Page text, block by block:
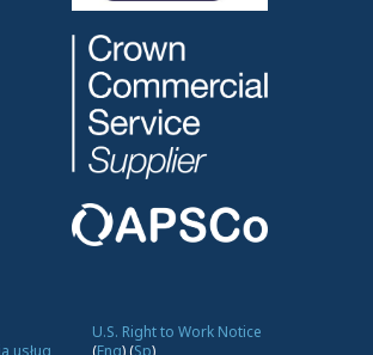
usług
U.S. Right to Work Notice
(Eng)(Sp)